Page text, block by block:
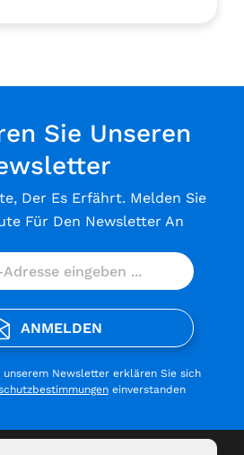
Sie Unseren
Der Es Erfährt. Melden Sie
Für Den Newsletter An
ANMELDEN
Newsletter erklären Sie sich
einverstanden